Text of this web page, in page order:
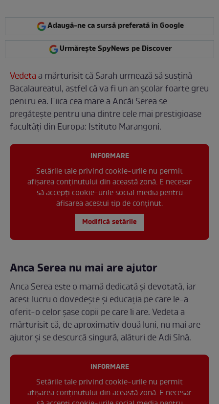
Adaugă-ne ca sursă preferată în Google
Urmărește SpyNews pe Discover
Vedetaa mărturisit că Sarah urmează să susțină
Bacalaureatul, astfel că va fi un an școlar foarte greu
pentru ea. Fiica cea mare a Ancăi Serea se
pregătește pentru una dintre cele mai prestigioase
facultăți din Europa: Istituto Marangoni.
INFORMARE
Setările tale privind cookie-urile nu permit
afișarea conținutului din această zonă. E necesar
să accepți cookie-urile social media pentru
afisarea acestui tip de conținut.
Modifică setările
Anca Serea nu mai are ajutor
Anca Serea este o mamă dedicată și devotată, iar
acest lucru o dovedește și educația pe care le-a
oferit-o celor șase copii pe care îi are. Vedeta a
mărturisit că, de aproximativ două luni, nu mai are
ajutor și se descurcă singură, alături de Adi Sînă.
INFORMARE
Setările tale privind cookie-urile nu permit
afișarea conținutului din această zonă. E necesar